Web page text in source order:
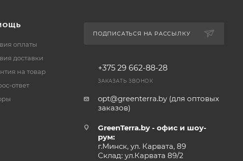
оплаты
доставки
на товар
ответ
ПОДПИСАТЬСЯ НА РАССЫЛКУ
+375 29 662-88-28
ЗАКАЗАТЬ ЗВОНОК
opt@greenterra.by (для оптовых
заказов)
GreenTerra.by - офис и шоу-
рум:
г.Минск, ул. Карвата, 89
Склад: ул.Карвата 89/2